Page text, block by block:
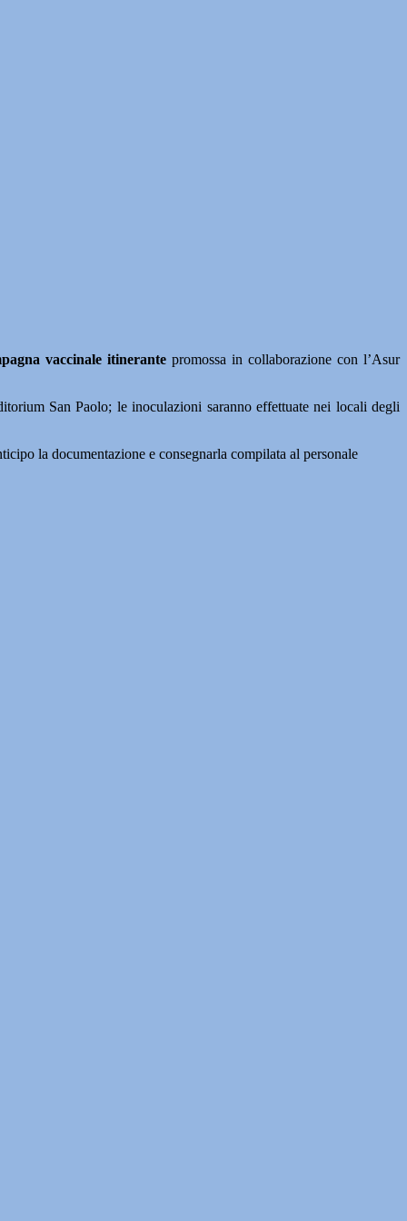
vaccinale itinerante promossa in collaborazione con l’Asur
San Paolo; le inoculazioni saranno effettuate nei locali degli
la documentazione e consegnarla compilata al personale